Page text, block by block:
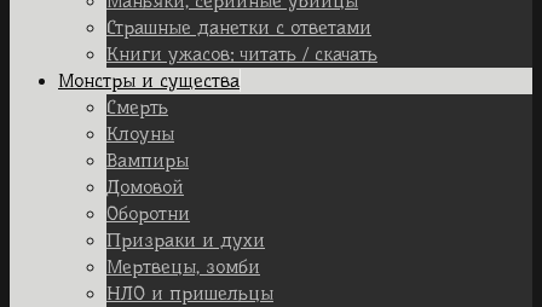
Страшные данетки с ответами
Книги ужасов: читать / скачать
Монстры и существа
Смерть
Клоуны
Вампиры
Домовой
Оборотни
Призраки и духи
Мертвецы, зомби
НЛО и пришельцы